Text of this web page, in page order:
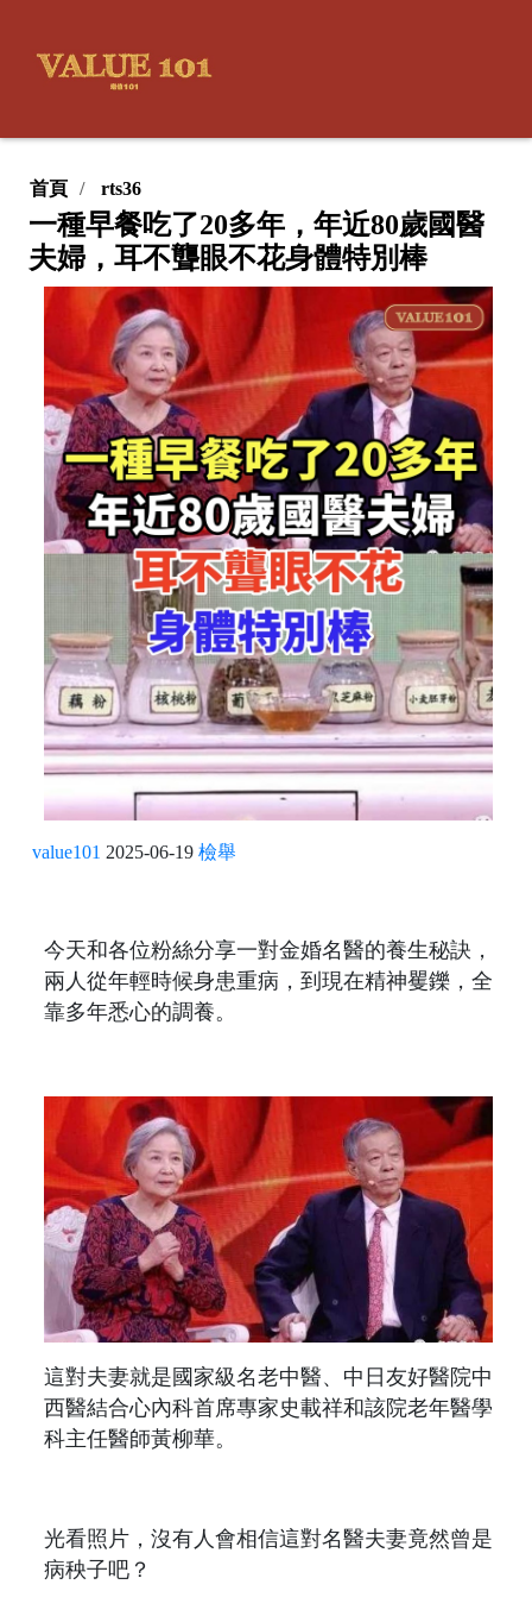
首頁 rts36
一種早餐吃了20多年，年近80歲國醫
夫婦，耳不聾眼不花身體特別棒
value101 2025-06-19 檢舉
今天和各位粉絲分享一對金婚名醫的養生秘訣，
兩人從年輕時候身患重病，到現在精神矍鑠，全
靠多年悉心的調養。
這對夫妻就是國家級名老中醫、中日友好醫院中
西醫結合心內科首席專家史載祥和該院老年醫學
科主任醫師黃柳華。
光看照片，沒有人會相信這對名醫夫妻竟然曾是
病秧子吧？